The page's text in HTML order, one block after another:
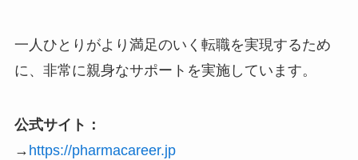
一人ひとりがより満足のいく転職を実現するため
に、非常に親身なサポートを実施しています。
公式サイト：
→ https://pharmacareer.jp